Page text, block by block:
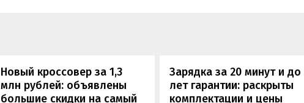
Новый кроссовер за 1,3
млн рублей: объявлены
большие скидки на самый
Зарядка за 20 минут и
лет гарантии: раскрыты
комплектации и цены